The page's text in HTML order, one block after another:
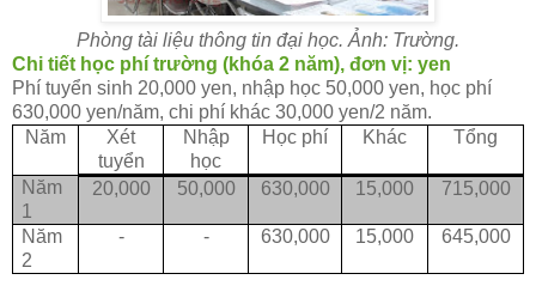
Phòng tài liệu thông tin đại học. Ảnh: Trường.
Chi tiết học phí trường (khóa 2 năm), đơn vị: yen
Phí tuyển sinh 20,000 yen, nhập học 50,000 yen, học phí
630,000 yen/năm, chi phí khác 30,000 yen/2 năm.
Năm
Xét
tuyển
Nhập
học
Học phí Khác Tổng
Năm
1
20,000 50,000 630,000 15,000 715,000
Năm
2
- - 630,000 15,000 645,000